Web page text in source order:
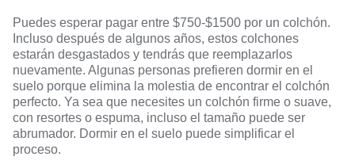
Puedes esperar pagar entre $750-$1500 por un colchón.
Incluso después de algunos años, estos colchones
estarán desgastados y tendrás que reemplazarlos
nuevamente. Algunas personas prefieren dormir en el
suelo porque elimina la molestia de encontrar el colchón
perfecto. Ya sea que necesites un colchón firme o suave,
con resortes o espuma, incluso el tamaño puede ser
abrumador. Dormir en el suelo puede simplificar el
proceso.